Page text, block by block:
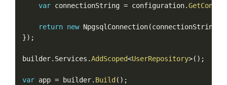
var connectionString = configuration.
return new NpgsqlConnection(connectionString
}) ;
builder. Services .AddScoped<UserRepository>( ) ;
var app = builder. Build ( ) ;